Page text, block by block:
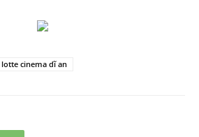
lotte cinema dĩ an